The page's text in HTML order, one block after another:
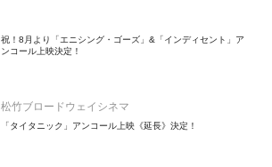
祝！8月より「エニシング・ゴーズ」&「インディセント」ア
ンコール上映決定！
松竹ブロードウェイシネマ
「タイタニック」アンコール上映《延長》決定！